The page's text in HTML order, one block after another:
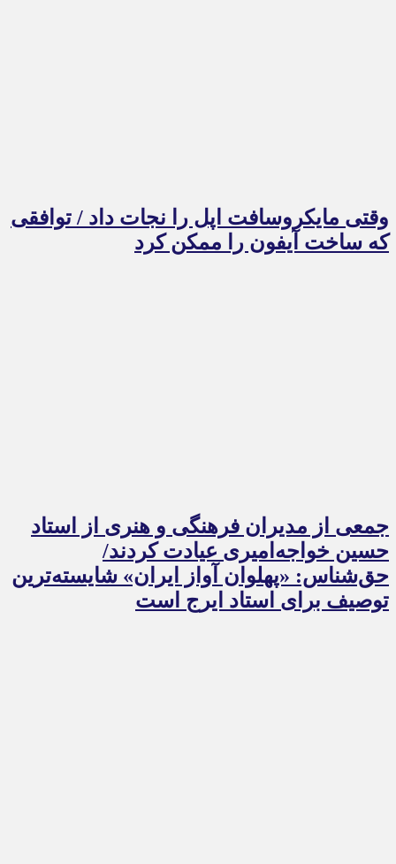
وقتی مایکروسافت اپل را نجات داد / توافقی
که ساخت آیفون را ممکن کرد
جمعی از مدیران فرهنگی و هنری از استاد
حسین خواجه‌امیری عیادت کردند/
حق‌شناس: «پهلوان آواز ایران» شایسته‌ترین
توصیف برای استاد ایرج است